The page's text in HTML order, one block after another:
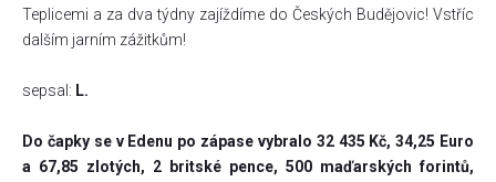
Teplicemi a za dva týdny zajíždíme do Českých Budějovic! Vstříc
dalším jarním zážitkům!
sepsal: L.
Do čapky se v Edenu po zápase vybralo 32 435 Kč, 34,25 Euro
a 67,85 zlotých, 2 britské pence, 500 maďarských forintů,